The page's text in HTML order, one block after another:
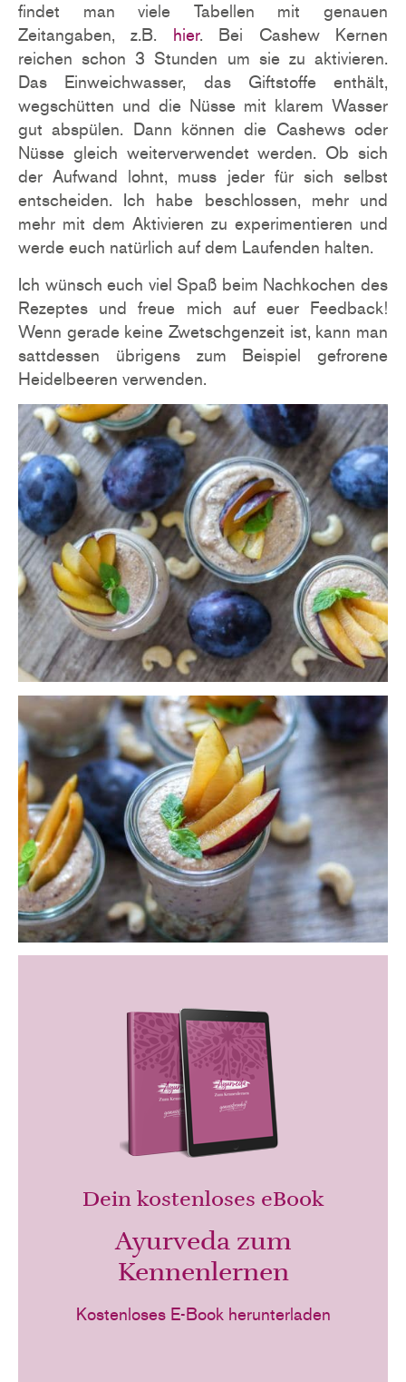
findet man viele Tabellen mit genauen
Zeitangaben, z.B. hier. Bei Cashew Kernen
reichen schon 3 Stunden um sie zu aktivieren.
Das Einweichwasser, das Giftstoffe enthält,
wegschütten und die Nüsse mit klarem Wasser
gut abspülen. Dann können die Cashews oder
Nüsse gleich weiterverwendet werden. Ob sich
der Aufwand lohnt, muss jeder für sich selbst
entscheiden. Ich habe beschlossen, mehr und
mehr mit dem Aktivieren zu experimentieren und
werde euch natürlich auf dem Laufenden halten.
Ich wünsch euch viel Spaß beim Nachkochen des
Rezeptes und freue mich auf euer Feedback!
Wenn gerade keine Zwetschgenzeit ist, kann man
sattdessen übrigens zum Beispiel gefrorene
Heidelbeeren verwenden.
Dein kostenloses eBook
Ayurveda zum
Kennenlernen
Kostenloses E-Book herunterladen